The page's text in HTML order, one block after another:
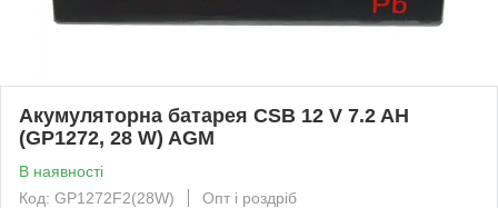
Акумуляторна батарея CSB 12 V 7.2 AH
(GP1272, 28 W) AGM
В наявності
Код: GP1272F2(28W)
Опт і роздріб